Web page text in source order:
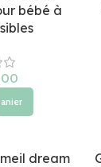
bébé à
dream